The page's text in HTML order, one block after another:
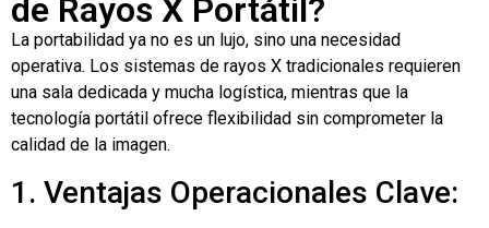
de Rayos X Portátil?
La portabilidad ya no es un lujo, sino una necesidad
operativa. Los sistemas de rayos X tradicionales requieren
una sala dedicada y mucha logística, mientras que la
tecnología portátil ofrece flexibilidad sin comprometer la
calidad de la imagen.
1. Ventajas Operacionales Clave: